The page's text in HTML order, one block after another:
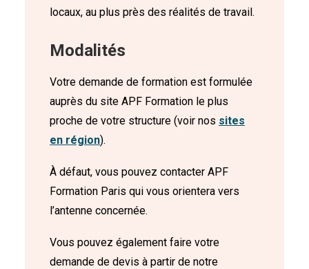
locaux, au plus près des réalités de travail.
Modalités
Votre demande de formation est formulée
auprès du site APF Formation le plus
proche de votre structure (voir nos sites
en région).
À défaut, vous pouvez contacter APF
Formation Paris qui vous orientera vers
l’antenne concernée.
Vous pouvez également faire votre
demande de devis à partir de notre